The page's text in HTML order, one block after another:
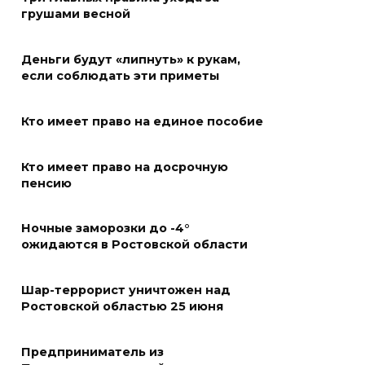
конца года откроют 49
спортивных объектов
06 августа 2026 15:01
массовом сбое в работе
06 августа 2026 14:35
из-за порыва на водоводе
ограничили подачу воды
грушами весной
Деньги будут «липнуть» к рукам,
если соблюдать эти приметы
Кто имеет право на единое пособие
Кто имеет право на досрочную
пенсию
Ночные заморозки до -4°
ожидаются в Ростовской области
Шар-террорист уничтожен над
Ростовской областью 25 июня
Предприниматель из